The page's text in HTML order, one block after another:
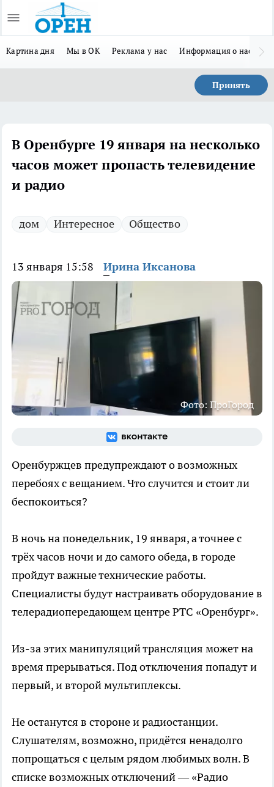
Картина дня Мы в ОК Реклама у нас Информация о нас
Принять
В Оренбурге 19 января на несколько
часов может пропасть телевидение
и радио
дом Интересное Общество
13 января 15:58 Ирина Иксанова
Фото: ПроГород
Оренбуржцев предупреждают о возможных
перебоях с вещанием. Что случится и стоит ли
беспокоиться?
В ночь на понедельник, 19 января, а точнее с
трёх часов ночи и до самого обеда, в городе
пройдут важные технические работы.
Специалисты будут настраивать оборудование в
телерадиопередающем центре РТС «Оренбург».
Из-за этих манипуляций трансляция может на
время прерываться. Под отключения попадут и
первый, и второй мультиплексы.
Не останутся в стороне и радиостанции.
Слушателям, возможно, придётся ненадолго
попрощаться с целым рядом любимых волн. В
списке возможных отключений — «Радио